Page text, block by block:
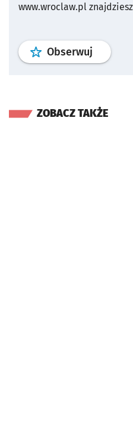
www.wroclaw.pl
Obserwuj profil
ZOBACZ TAKŻE